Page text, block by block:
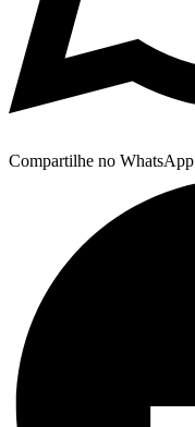
Compartilhe no WhatsApp